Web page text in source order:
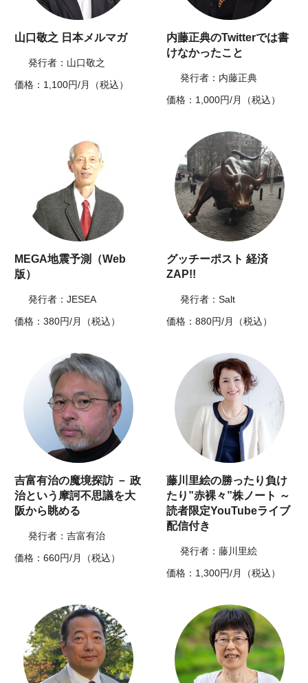
山口敬之 日本メルマガ
発行者：山口敬之
価格：1,100円/月（税込）
内藤正典のTwitterでは書
けなかったこと
発行者：内藤正典
価格：1,000円/月（税込）
MEGA地震予測（Web
版）
発行者：JESEA
価格：380円/月（税込）
グッチーポスト 経済
ZAP!!
発行者：Salt
価格：880円/月（税込）
吉富有治の魔境探訪 － 政
治という摩訶不思議を大
阪から眺める
発行者：吉富有治
価格：660円/月（税込）
藤川里絵の勝ったり負け
たり”赤裸々”株ノート ～
読者限定YouTubeライブ
配信付き
発行者：藤川里絵
価格：1,300円/月（税込）